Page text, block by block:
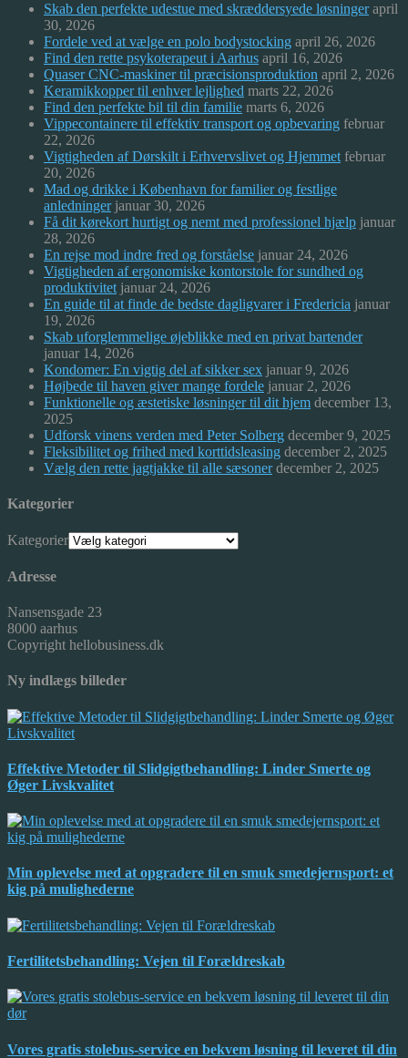
Skab den perfekte udestue med skræddersyede løsninger april
30, 2026
Fordele ved at vælge en polo bodystocking april 26, 2026
Find den rette psykoterapeut i Aarhus april 16, 2026
Quaser CNC-maskiner til præcisionsproduktion april 2, 2026
Keramikkopper til enhver lejlighed marts 22, 2026
Find den perfekte bil til din familie marts 6, 2026
Vippecontainere til effektiv transport og opbevaring februar
22, 2026
Vigtigheden af Dørskilt i Erhvervslivet og Hjemmet februar
20, 2026
Mad og drikke i København for familier og festlige
anledninger januar 30, 2026
Få dit kørekort hurtigt og nemt med professionel hjælp januar
28, 2026
En rejse mod indre fred og forståelse januar 24, 2026
Vigtigheden af ergonomiske kontorstole for sundhed og
produktivitet januar 24, 2026
En guide til at finde de bedste dagligvarer i Fredericia januar
19, 2026
Skab uforglemmelige øjeblikke med en privat bartender
januar 14, 2026
Kondomer: En vigtig del af sikker sex januar 9, 2026
Højbede til haven giver mange fordele januar 2, 2026
Funktionelle og æstetiske løsninger til dit hjem december 13,
2025
Udforsk vinens verden med Peter Solberg december 9, 2025
Fleksibilitet og frihed med korttidsleasing december 2, 2025
Vælg den rette jagtjakke til alle sæsoner december 2, 2025
Kategorier
Kategorier
Adresse
Nansensgade 23
8000 aarhus
Copyright hellobusiness.dk
Ny indlægs billeder
Effektive Metoder til Slidgigtbehandling: Linder Smerte og
Øger Livskvalitet
Min oplevelse med at opgradere til en smuk smedejernsport: et
kig på mulighederne
Fertilitetsbehandling: Vejen til Forældreskab
Vores gratis stolebus-service en bekvem løsning til leveret til din